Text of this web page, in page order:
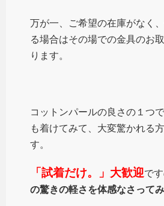
万が一、ご希望の在庫がなく
る場合はその場での金具のお
ります。
コットンパールの良さの１つ
も着けてみて、大変驚かれる
す。
「試着だけ。」大歓迎です
の驚きの軽さを体感なさってみ